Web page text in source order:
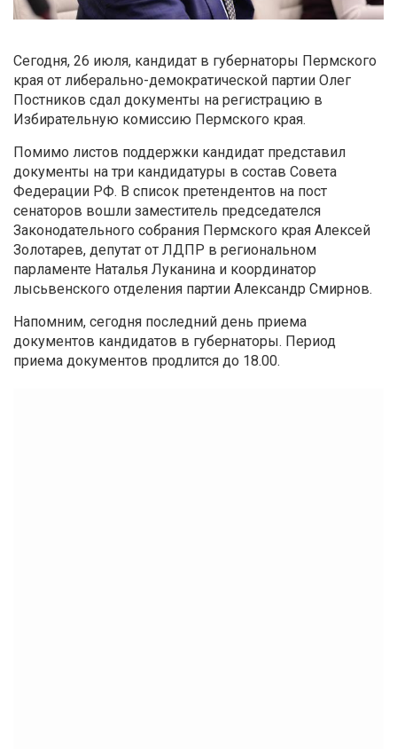
Сегодня, 26 июля, кандидат в губернаторы Пермского
края от либерально-демократической партии Олег
Постников сдал документы на регистрацию в
Избирательную комиссию Пермского края.
Помимо листов поддержки кандидат представил
документы на три кандидатуры в состав Совета
Федерации РФ. В список претендентов на пост
сенаторов вошли заместитель председателся
Законодательного собрания Пермского края Алексей
Золотарев, депутат от ЛДПР в региональном
парламенте Наталья Луканина и координатор
лысьвенского отделения партии Александр Смирнов.
Напомним, сегодня последний день приема
документов кандидатов в губернаторы. Период
приема документов продлится до 18.00.